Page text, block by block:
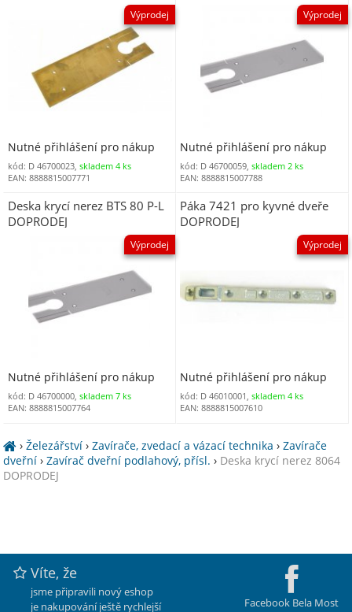
Výprodej
Nutné přihlášení pro nákup
kód: D 46700023, skladem 4 ks
EAN: 8888815007771
Výprodej
Nutné přihlášení pro nákup
kód: D 46700059,skladem 2 ks
EAN: 8888815007788
Deska krycí nerez BTS 80 P-L
DOPRODEJ
Výprodej
Nutné přihlášení pro nákup
kód: D 46700000, skladem 7 ks
EAN: 8888815007764
Páka 7421 pro kyvné dveře
DOPRODEJ
Výprodej
Nutné přihlášení pro nákup
kód: D 46010001,skladem 4 ks
EAN: 8888815007610
›Železářství ›Zavírače, zvedací a vázací technika ›Zavírače
dveřní ›Zavírač dveřní podlahový, přísl. › Deska krycí nerez 8064
DOPRODEJ
Facebook Bela Most
Víte, že
jsme připravili nový eshop
je nakupování ještě rychlejší